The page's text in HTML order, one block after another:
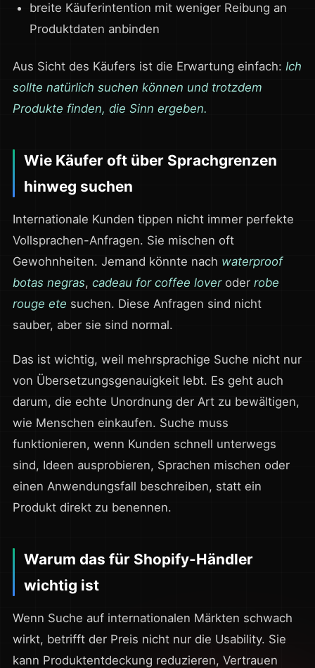
breite Käuferintention mit weniger Reibung an
Produktdaten anbinden
Aus Sicht des Käufers ist die Erwartung einfach: Ich
sollte natürlich suchen können und trotzdem
Produkte finden, die Sinn ergeben.
Wie Käufer oft über Sprachgrenzen
hinweg suchen
Internationale Kunden tippen nicht immer perfekte
Vollsprachen-Anfragen. Sie mischen oft
Gewohnheiten. Jemand könnte nach waterproof
botas negras, cadeau for coffee loveroder robe
rouge ete suchen. Diese Anfragen sind nicht
sauber, aber sie sind normal.
Das ist wichtig, weil mehrsprachige Suche nicht nur
von Übersetzungsgenauigkeit lebt. Es geht auch
darum, die echte Unordnung der Art zu bewältigen,
wie Menschen einkaufen. Suche muss
funktionieren, wenn Kunden schnell unterwegs
sind, Ideen ausprobieren, Sprachen mischen oder
einen Anwendungsfall beschreiben, statt ein
Produkt direkt zu benennen.
Warum das für Shopify-Händler
wichtig ist
Wenn Suche auf internationalen Märkten schwach
wirkt, betrifft der Preis nicht nur die Usability. Sie
kann Produktentdeckung reduzieren, Vertrauen